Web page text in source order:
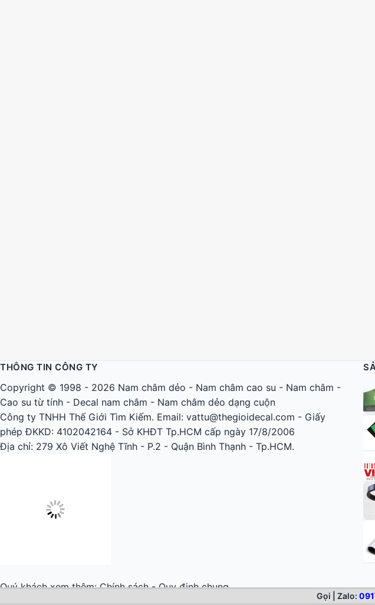
THÔNG TIN CÔNG TY
Copyright © 1998 - 2026 Nam châm dẻo - Nam châm cao su - Nam châm -
Cao su từ tính - Decal nam châm - Nam châm dẻo dạng cuộn
Công ty TNHH Thế Giới Tìm Kiếm. Email: vattu@thegioidecal.com - Giấy
phép ĐKKD: 4102042164 - Sở KHĐT Tp.HCM cấp ngày 17/8/2006
Địa chỉ: 279 Xô Viết Nghệ Tĩnh - P.2 - Quận Bình Thạnh - Tp.HCM.
Quý khách xem thêm:Chính sách - Quy định chung
Gọi | Zalo: